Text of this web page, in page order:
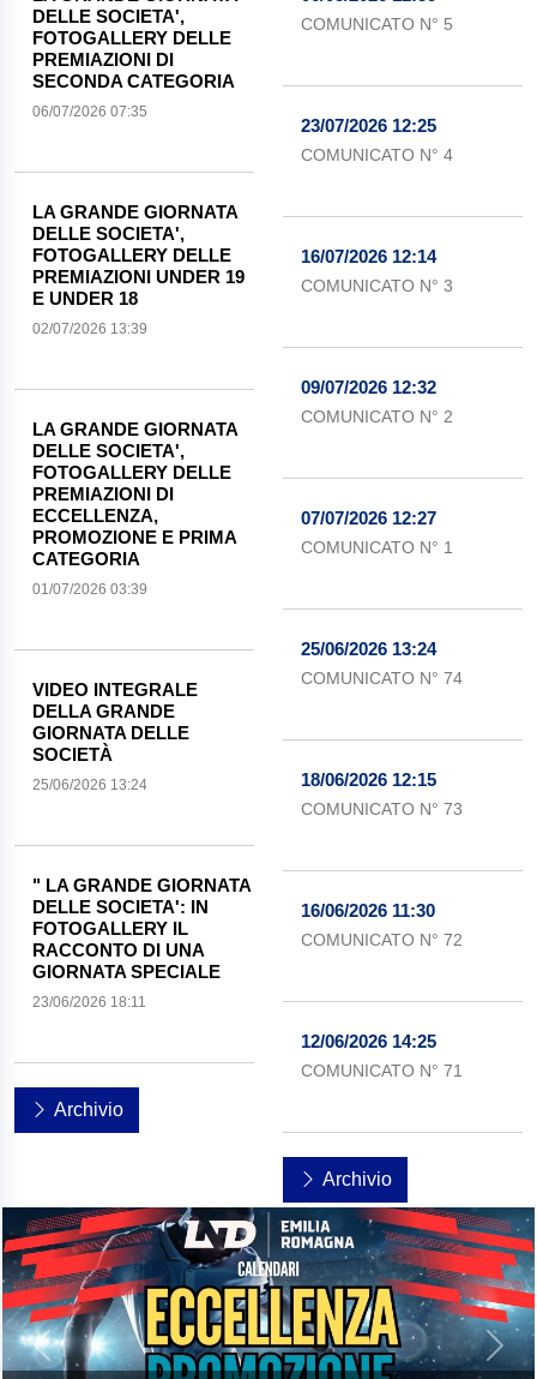
DELLE SOCIETA',
FOTOGALLERY DELLE
PREMIAZIONI DI
SECONDA CATEGORIA
06/07/2026 07:35
LA GRANDE GIORNATA
DELLE SOCIETA',
FOTOGALLERY DELLE
PREMIAZIONI UNDER 19
E UNDER 18
02/07/2026 13:39
LA GRANDE GIORNATA
DELLE SOCIETA',
FOTOGALLERY DELLE
PREMIAZIONI DI
ECCELLENZA,
PROMOZIONE E PRIMA
CATEGORIA
01/07/2026 03:39
VIDEO INTEGRALE
DELLA GRANDE
GIORNATA DELLE
SOCIETÀ
25/06/2026 13:24
" LA GRANDE GIORNATA
DELLE SOCIETA': IN
FOTOGALLERY IL
RACCONTO DI UNA
GIORNATA SPECIALE
23/06/2026 18:11
Archivio
COMUNICATO N° 5
23/07/2026 12:25
COMUNICATO N° 4
16/07/2026 12:14
COMUNICATO N° 3
09/07/2026 12:32
COMUNICATO N° 2
07/07/2026 12:27
COMUNICATO N° 1
25/06/2026 13:24
COMUNICATO N° 74
18/06/2026 12:15
COMUNICATO N° 73
16/06/2026 11:30
COMUNICATO N° 72
12/06/2026 14:25
COMUNICATO N° 71
Archivio
Previous Next